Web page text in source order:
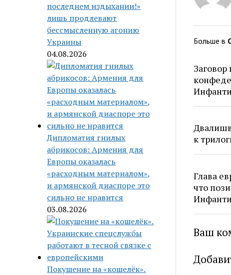
последнем издыхании!»
лишь продлевают
бессмысленную агонию
Украины
04.08.2026
Дипломатия гнилых
абрикосов: Армения для
Европы оказалась
«расходным материалом»,
и армянской диаспоре это
сильно не нравится
03.08.2026
Покушение на «кошелёк».
Больше в
к
Глава
что
Ваш